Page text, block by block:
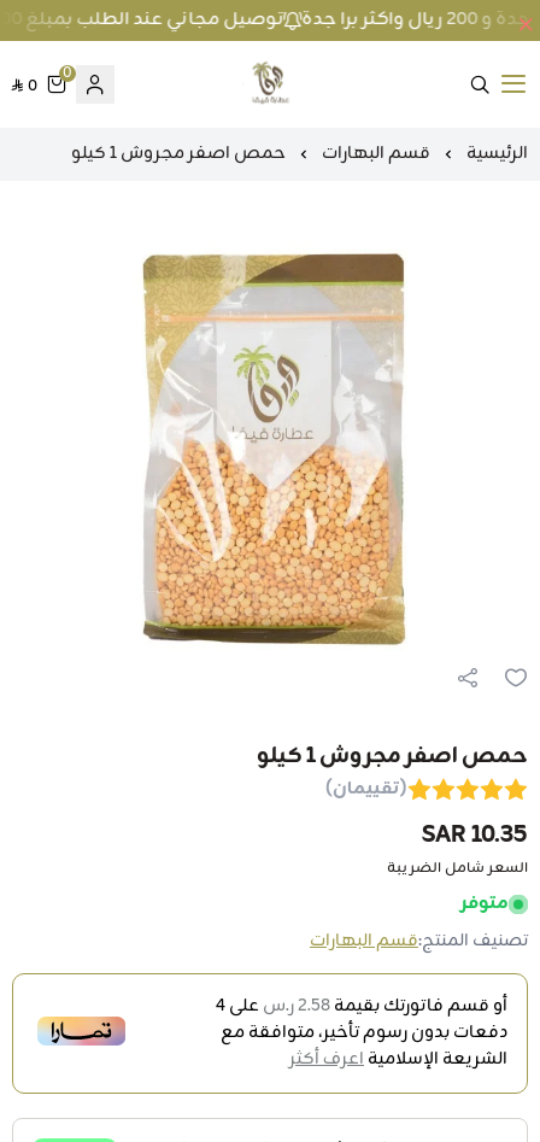
توصيل مجاني عند الطلب بمبلغ 100 ريال واكثر داخل جدة و 200 ريال واكثر برا جدة
متجر عطارة فيفا
0
0
الرئيسية قسم البهارات حمص اصفر مجروش 1 كيلو
حمص اصفر مجروش 1 كيلو
(تقييمان)
10.35 SAR
السعر شامل الضريبة
متوفر
تصنيف المنتج:قسم البهارات
أو قسم فاتورتك بقيمة2.58 ر.س على4
دفعات بدون رسوم تأخير، متوافقة مع
الشريعة الإسلاميةاعرف أكثر